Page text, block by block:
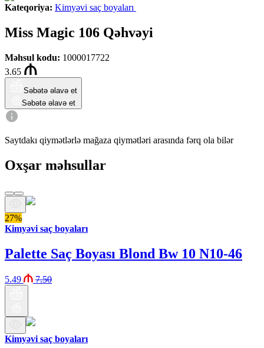
Kateqoriya: Kimyəvi saç boyaları
Miss Magic 106 Qəhvəyi
Məhsul kodu: 1000017722
3.65
Səbətə əlavə et
Səbətə əlavə et
Saytdakı qiymətlərlə mağaza qiymətləri arasında fərq ola bilər
Oxşar məhsullar
27%
Kimyəvi saç boyaları
Palette Saç Boyası Blond Bw 10 N10-46
5.49 7.50
Kimyəvi saç boyaları